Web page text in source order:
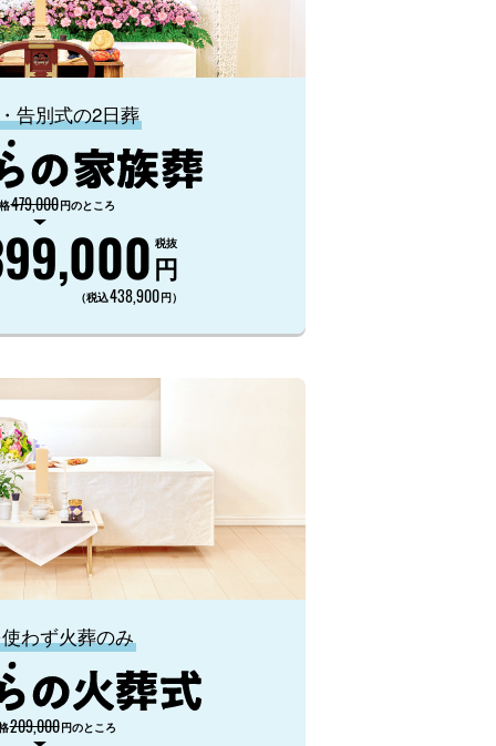
告別式の2日葬
479,000円のところ
円
税抜
（税込438,900円）
わず火葬のみ
209,000円のところ